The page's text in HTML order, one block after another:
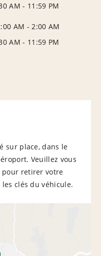
AM - 11:59 PM
AM - 2:00 AM
AM - 11:59 PM
sur place, dans le
Veuillez vous
retirer votre
clés du véhicule.